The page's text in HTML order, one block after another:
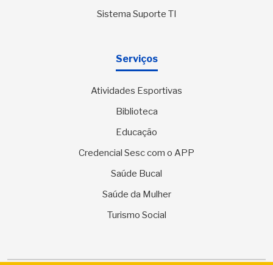
Sistema Suporte TI
Serviços
Atividades Esportivas
Biblioteca
Educação
Credencial Sesc com o APP
Saúde Bucal
Saúde da Mulher
Turismo Social